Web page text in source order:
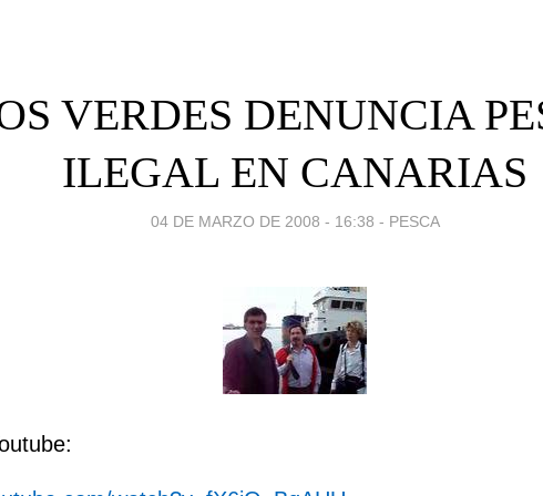
VERDES DENUNCIA
ILEGAL EN CANARIAS
04 DE MARZO DE 2008 - 16:38 - PESCA